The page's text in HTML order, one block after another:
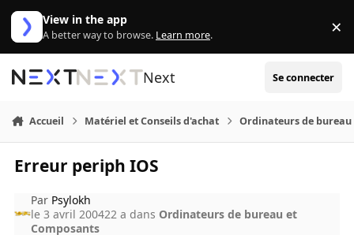
Aller au contenu
View in the app
A better way to browse. Learn more. ×
Next Se connecter
Accueil Matériel et Conseils d'achat Ordinateurs de bureau
Erreur periph IOS
Par Psylokh
le 3 avril 200422 a dans Ordinateurs de bureau et
Composants